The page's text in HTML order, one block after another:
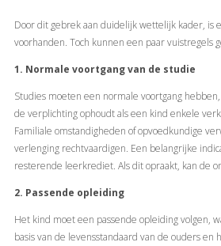
Door dit gebrek aan duidelijk wettelijk kader, is
voorhanden. Toch kunnen een paar vuistregels
1. Normale voortgang van de studie
Studies moeten een normale voortgang
de verplichting ophoudt als een kind enkele
Familiale omstandigheden of opvoedkundige
verlenging rechtvaardigen. Een belangrijke
resterende leerkrediet. Als dit opraakt, kan de
2. Passende opleiding
Het kind moet een passende opleiding volgen,
basis van de levensstandaard van de ouders